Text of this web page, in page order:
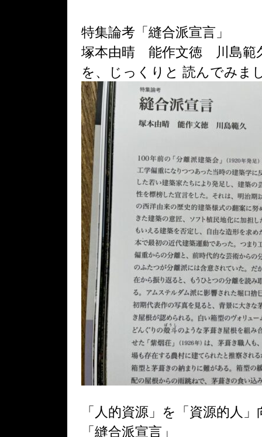
特集論考「縫合派宣言」
塚本由晴 能作文徳 川島範
を、じっくりと 読んでみま
「人的資源」を「資源的人
「縫合派宣言」